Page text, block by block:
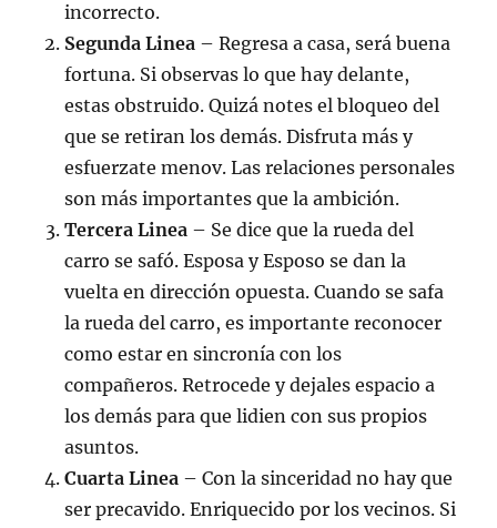
incorrecto.
Segunda Linea – Regresa a casa, será buena
fortuna. Si observas lo que hay delante,
estas obstruido. Quizá notes el bloqueo del
que se retiran los demás. Disfruta más y
esfuerzate menov. Las relaciones personales
son más importantes que la ambición.
Tercera Linea – Se dice que la rueda del
carro se safó. Esposa y Esposo se dan la
vuelta en dirección opuesta. Cuando se safa
la rueda del carro, es importante reconocer
como estar en sincronía con los
compañeros. Retrocede y dejales espacio a
los demás para que lidien con sus propios
asuntos.
Cuarta Linea – Con la sinceridad no hay que
ser precavido. Enriquecido por los vecinos. Si